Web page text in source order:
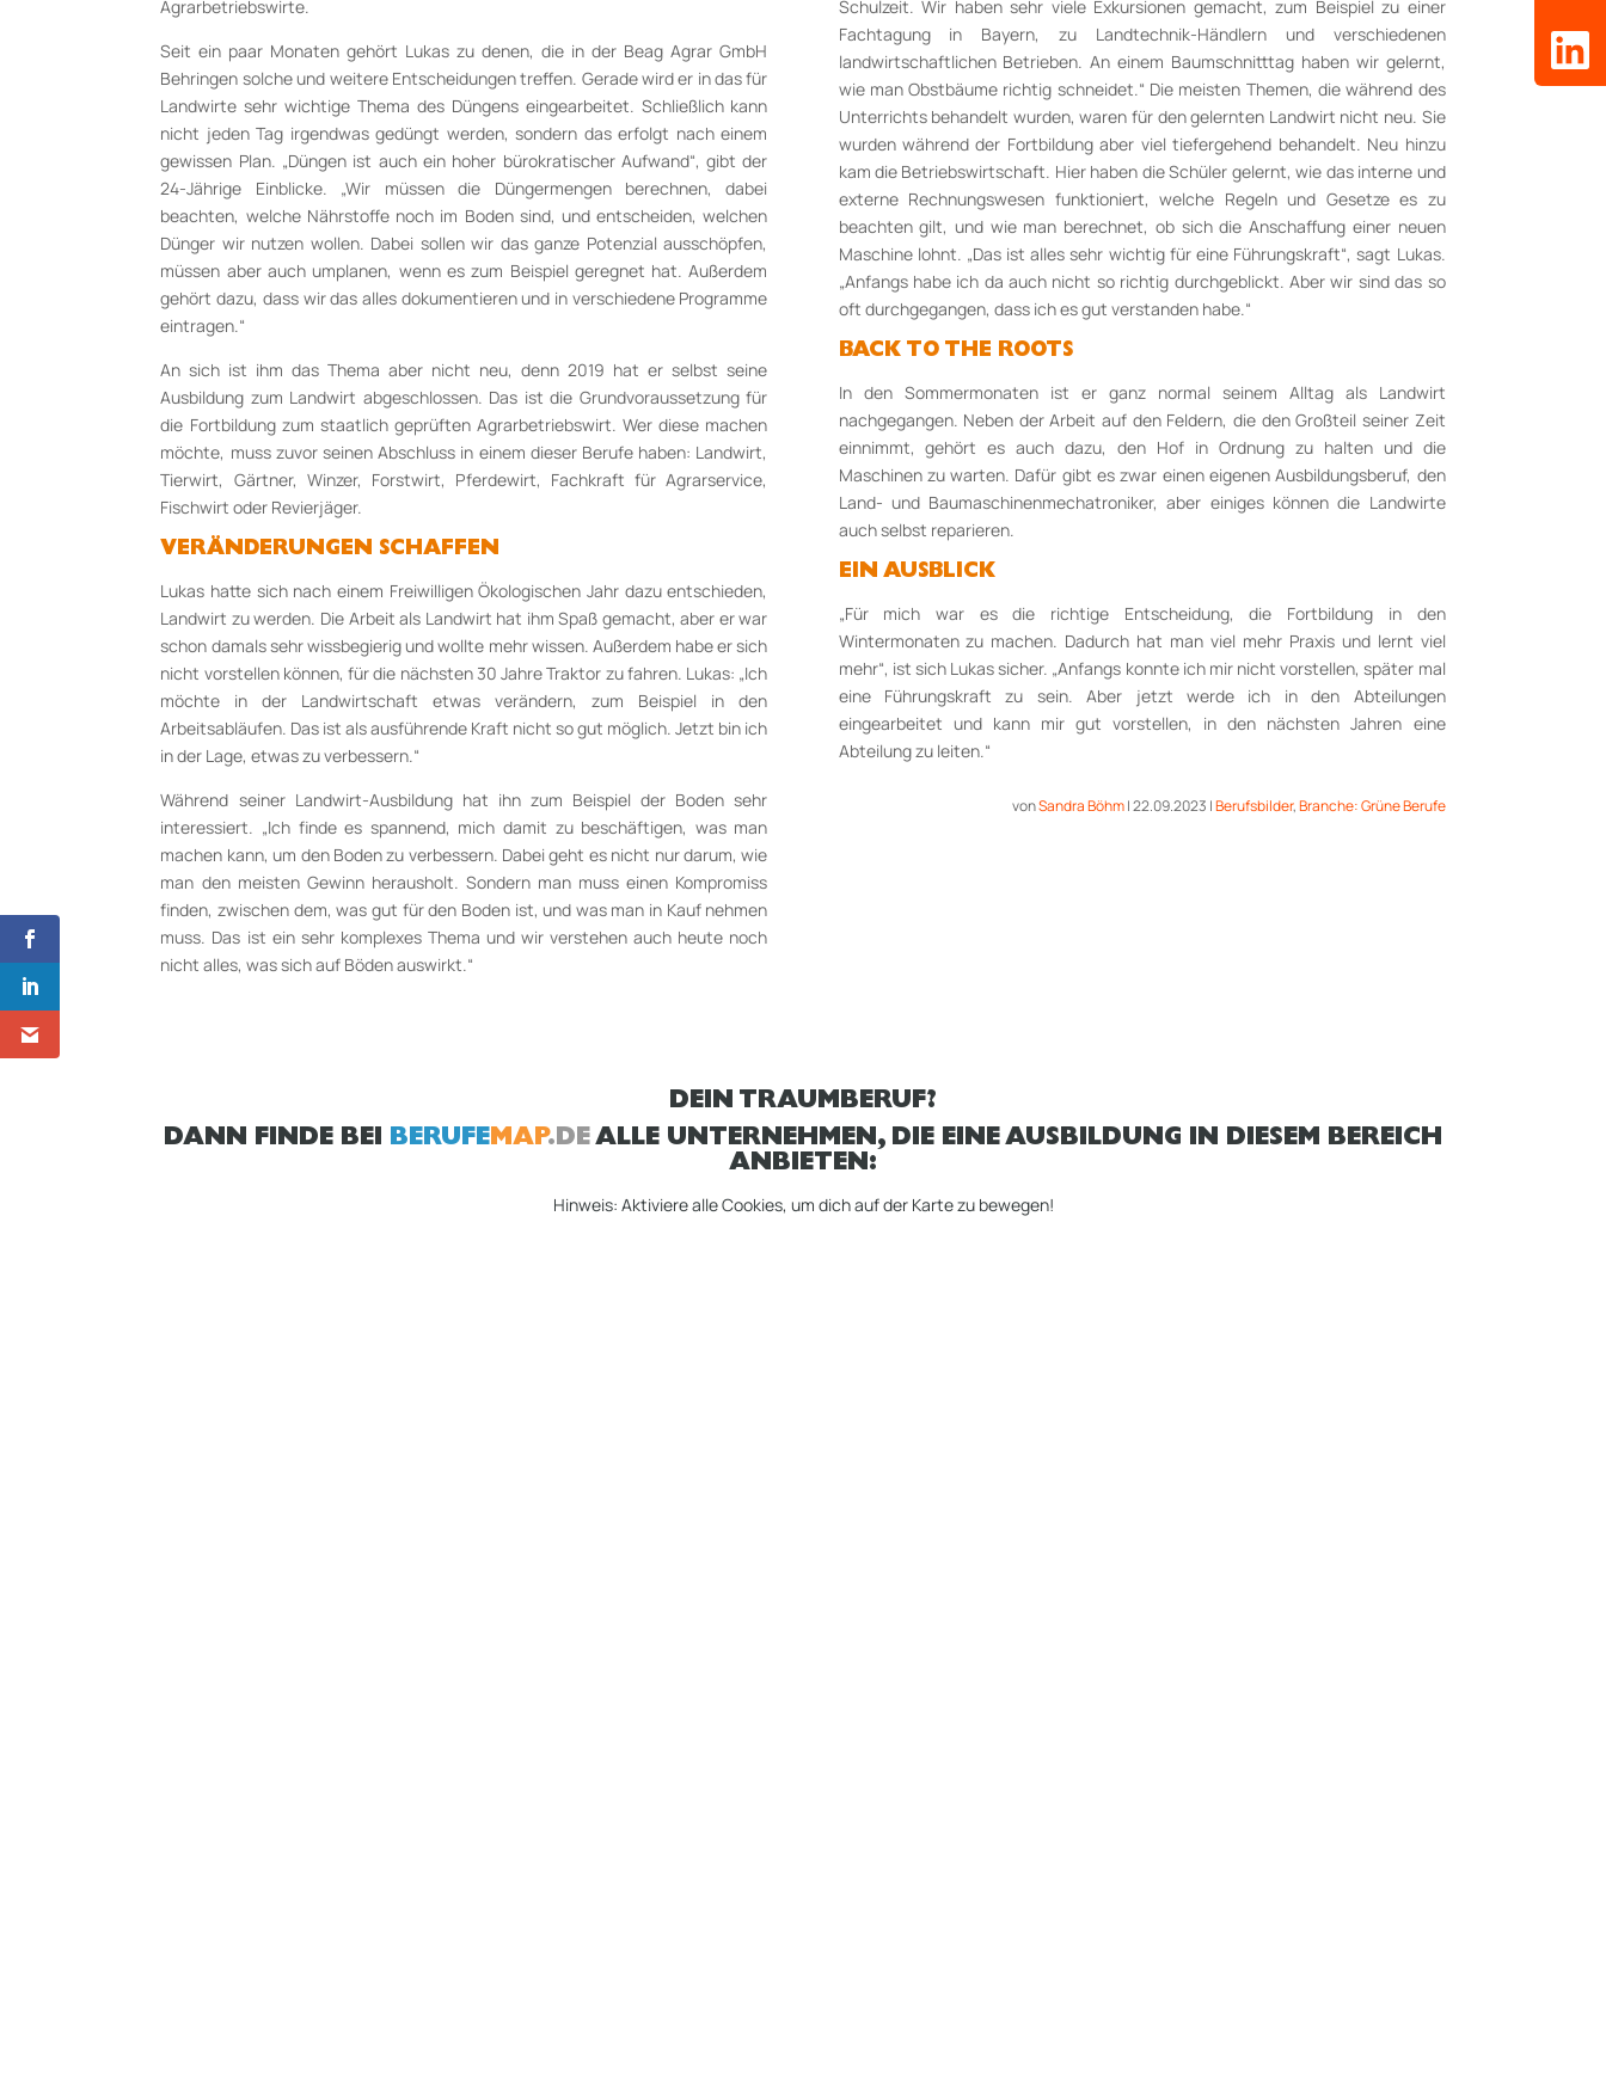
Agrarbetriebswirte.
Seit ein paar Monaten gehört Lukas zu denen, die in der Beag Agrar GmbH
Behringen solche und weitere Entscheidungen treffen. Gerade wird er in das für
Landwirte sehr wichtige Thema des Düngens eingearbeitet. Schließlich kann
nicht jeden Tag irgendwas gedüngt werden, sondern das erfolgt nach einem
gewissen Plan. „Düngen ist auch ein hoher bürokratischer Aufwand“, gibt der
24-Jährige Einblicke. „Wir müssen die Düngermengen berechnen, dabei
beachten, welche Nährstoffe noch im Boden sind, und entscheiden, welchen
Dünger wir nutzen wollen. Dabei sollen wir das ganze Potenzial ausschöpfen,
müssen aber auch umplanen, wenn es zum Beispiel geregnet hat. Außerdem
gehört dazu, dass wir das alles dokumentieren und in verschiedene Programme
eintragen.“
An sich ist ihm das Thema aber nicht neu, denn 2019 hat er selbst seine
Ausbildung zum Landwirt abgeschlossen. Das ist die Grundvoraussetzung für
die Fortbildung zum staatlich geprüften Agrarbetriebswirt. Wer diese machen
möchte, muss zuvor seinen Abschluss in einem dieser Berufe haben: Landwirt,
Tierwirt, Gärtner, Winzer, Forstwirt, Pferdewirt, Fachkraft für Agrarservice,
Fischwirt oder Revierjäger.
VERÄNDERUNGEN SCHAFFEN
Lukas hatte sich nach einem Freiwilligen Ökologischen Jahr dazu entschieden,
Landwirt zu werden. Die Arbeit als Landwirt hat ihm Spaß gemacht, aber er war
schon damals sehr wissbegierig und wollte mehr wissen. Außerdem habe er sich
nicht vorstellen können, für die nächsten 30 Jahre Traktor zu fahren. Lukas: „Ich
möchte in der Landwirtschaft etwas verändern, zum Beispiel in den
Arbeitsabläufen. Das ist als ausführende Kraft nicht so gut möglich. Jetzt bin ich
in der Lage, etwas zu verbessern.“
Während seiner Landwirt-Ausbildung hat ihn zum Beispiel der Boden sehr
interessiert. „Ich finde es spannend, mich damit zu beschäftigen, was man
machen kann, um den Boden zu verbessern. Dabei geht es nicht nur darum, wie
man den meisten Gewinn herausholt. Sondern man muss einen Kompromiss
finden, zwischen dem, was gut für den Boden ist, und was man in Kauf nehmen
muss. Das ist ein sehr komplexes Thema und wir verstehen auch heute noch
nicht alles, was sich auf Böden auswirkt.“
Schulzeit. Wir haben sehr viele Exkursionen gemacht, zum Beispiel zu einer
Fachtagung in Bayern, zu Landtechnik-Händlern und verschiedenen
landwirtschaftlichen Betrieben. An einem Baumschnitttag haben wir gelernt,
wie man Obstbäume richtig schneidet.“ Die meisten Themen, die während des
Unterrichts behandelt wurden, waren für den gelernten Landwirt nicht neu. Sie
wurden während der Fortbildung aber viel tiefergehend behandelt. Neu hinzu
kam die Betriebswirtschaft. Hier haben die Schüler gelernt, wie das interne und
externe Rechnungswesen funktioniert, welche Regeln und Gesetze es zu
beachten gilt, und wie man berechnet, ob sich die Anschaffung einer neuen
Maschine lohnt. „Das ist alles sehr wichtig für eine Führungskraft“, sagt Lukas.
„Anfangs habe ich da auch nicht so richtig durchgeblickt. Aber wir sind das so
oft durchgegangen, dass ich es gut verstanden habe.“
BACK TO THE ROOTS
In den Sommermonaten ist er ganz normal seinem Alltag als Landwirt
nachgegangen. Neben der Arbeit auf den Feldern, die den Großteil seiner Zeit
einnimmt, gehört es auch dazu, den Hof in Ordnung zu halten und die
Maschinen zu warten. Dafür gibt es zwar einen eigenen Ausbildungsberuf, den
Land- und Baumaschinenmechatroniker, aber einiges können die Landwirte
auch selbst reparieren.
EIN AUSBLICK
„Für mich war es die richtige Entscheidung, die Fortbildung in den
Wintermonaten zu machen. Dadurch hat man viel mehr Praxis und lernt viel
mehr“, ist sich Lukas sicher. „Anfangs konnte ich mir nicht vorstellen, später mal
eine Führungskraft zu sein. Aber jetzt werde ich in den Abteilungen
eingearbeitet und kann mir gut vorstellen, in den nächsten Jahren eine
Abteilung zu leiten.“
vonSandra Böhm|22.09.2023 |Berufsbilder,Branche: Grüne Berufe
DEIN TRAUMBERUF?
DANN FINDE BEI BERUFEMAP.DEALLE UNTERNEHMEN, DIE EINE AUSBILDUNG IN DIESEM BEREICH
ANBIETEN:
Hinweis: Aktiviere alle Cookies, um dich auf der Karte zu bewegen!